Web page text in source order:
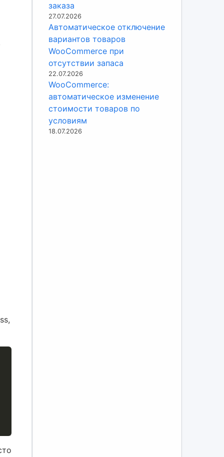
заказа
27.07.2026
Автоматическое отключение
вариантов товаров
WooCommerce при
отсутствии запаса
22.07.2026
WooCommerce:
автоматическое изменение
стоимости товаров по
условиям
18.07.2026